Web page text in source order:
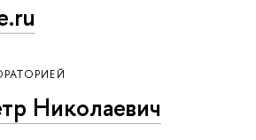
Николаевич